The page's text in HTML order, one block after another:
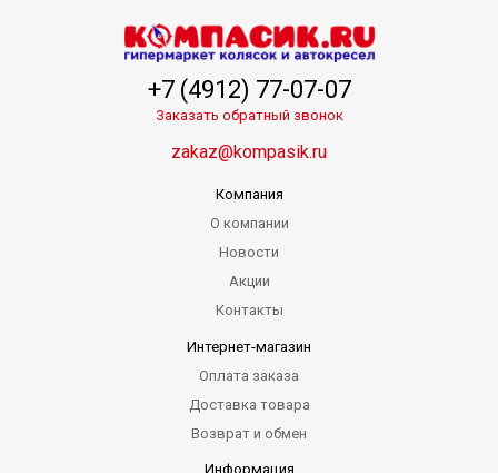
+7 (4912) 77-07-07
Заказать обратный звонок
zakaz@kompasik.ru
Компания
О компании
Новости
Акции
Контакты
Интернет-магазин
Оплата заказа
Доставка товара
Возврат и обмен
Информация